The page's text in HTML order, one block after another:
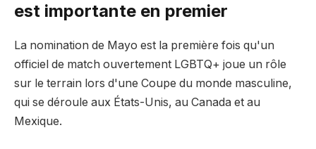
est importante en premier
La nomination de Mayo est la première fois qu'un
officiel de match ouvertement LGBTQ+ joue un rôle
sur le terrain lors d'une Coupe du monde masculine,
qui se déroule aux États-Unis, au Canada et au
Mexique.